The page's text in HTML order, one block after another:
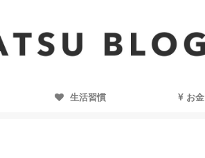
生活習慣 お金